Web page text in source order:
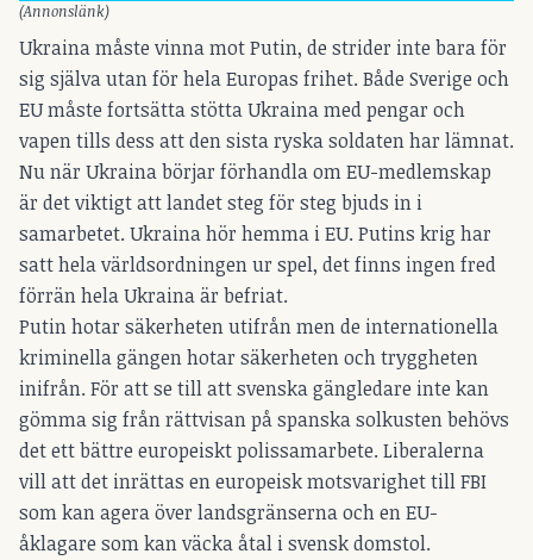
(Annonslänk)
Ukraina måste vinna mot Putin, de strider inte bara för
sig själva utan för hela Europas frihet. Både Sverige och
EU måste fortsätta stötta Ukraina med pengar och
vapen tills dess att den sista ryska soldaten har lämnat.
Nu när Ukraina börjar förhandla om EU-medlemskap
är det viktigt att landet steg för steg bjuds in i
samarbetet. Ukraina hör hemma i EU. Putins krig har
satt hela världsordningen ur spel, det finns ingen fred
förrän hela Ukraina är befriat.
Putin hotar säkerheten utifrån men de internationella
kriminella gängen hotar säkerheten och tryggheten
inifrån. För att se till att svenska gängledare inte kan
gömma sig från rättvisan på spanska solkusten behövs
det ett bättre europeiskt polissamarbete. Liberalerna
vill att det inrättas en europeisk motsvarighet till FBI
som kan agera över landsgränserna och en EU-
åklagare som kan väcka åtal i svensk domstol.